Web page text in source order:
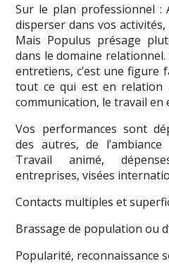
Sur le plan professionnel :
disperser dans vos
Mais Populus présage
dans le domaine relationnel.
entretiens, c’est une figure
tout ce qui est en relation
communication, le travail en
Vos performances sont
des autres, de
Travail animé,
entreprises, visées
Contacts multiples et
Brassage de population ou
Popularité, reconnaissance